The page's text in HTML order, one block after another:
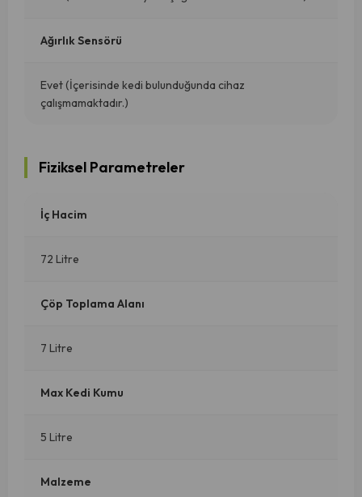
Ağırlık Sensörü
Evet (İçerisinde kedi bulunduğunda cihaz
çalışmamaktadır.)
Fiziksel Parametreler
İç Hacim
72 Litre
Çöp Toplama Alanı
7 Litre
Max Kedi Kumu
5 Litre
Malzeme